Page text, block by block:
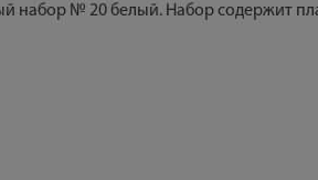
№ 20 белый. Набор содержит